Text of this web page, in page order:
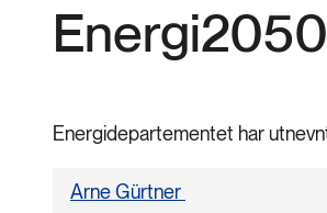
Energidepartementet har
Arne Gürtner